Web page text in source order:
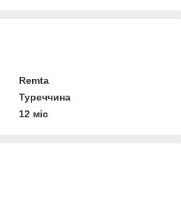
Remta
Туреччина
12 міс